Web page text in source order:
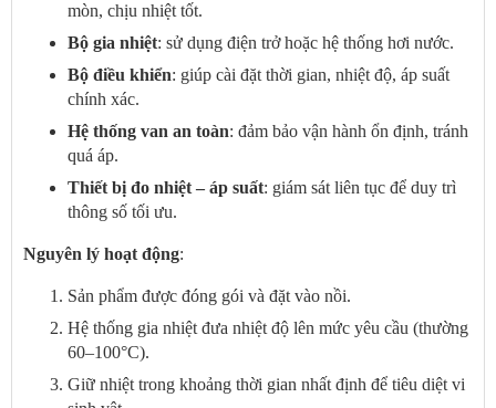
mòn, chịu nhiệt tốt.
Bộ gia nhiệt: sử dụng điện trở hoặc hệ thống hơi nước.
Bộ điều khiển: giúp cài đặt thời gian, nhiệt độ, áp suất
chính xác.
Hệ thống van an toàn: đảm bảo vận hành ổn định, tránh
quá áp.
Thiết bị đo nhiệt – áp suất: giám sát liên tục để duy trì
thông số tối ưu.
Nguyên lý hoạt động:
Sản phẩm được đóng gói và đặt vào nồi.
Hệ thống gia nhiệt đưa nhiệt độ lên mức yêu cầu (thường
60–100°C).
Giữ nhiệt trong khoảng thời gian nhất định để tiêu diệt vi